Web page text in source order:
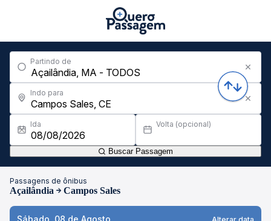
Partindo de
Indo para
Ida Volta (opcional)
Buscar Passagem
Passagens de ônibus
Açailândia Campos Sales
Sábado, 08 de Agosto Alterar data